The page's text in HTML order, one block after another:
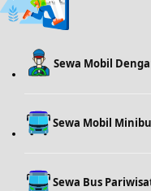
Sewa Mobil
Sewa Mobil
Sewa Bus